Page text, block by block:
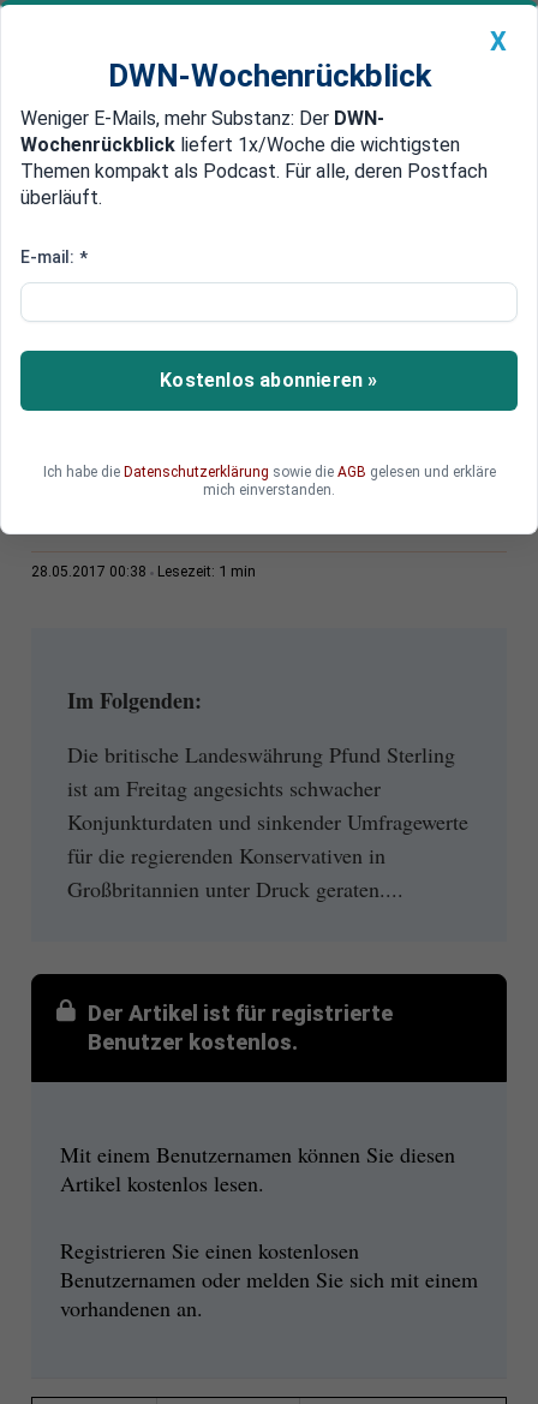
Newsticker MEIN DWN: Geldanlage Premium
Edelmetalle DWN-Magazin China
Britische Wirtschaft schwach
Turbulenzen am Devisenmarkt:
Yuan rauf, Pfund runter
Turbulenzen am Devisenmarkt: Der Yuan steigt,
28.05.2017 00:38 Lesezeit: 1 min
Im Folgenden:
Die britische Landeswährung Pfund Sterling
ist am Freitag angesichts schwacher
Konjunkturdaten und sinkender Umfragewerte
für die regierenden Konservativen in
Großbritannien unter Druck geraten....
Der Artikel ist für registrierte
Benutzer kostenlos.
Mit einem Benutzernamen können Sie diesen
Artikel kostenlos lesen.
Registrieren Sie einen kostenlosen
Benutzernamen oder melden Sie sich mit einem
vorhandenen an.
X
DWN-Wochenrückblick
Weniger E-Mails, mehr Substanz: Der DWN-
Wochenrückblick liefert 1x/Woche die wichtigsten
Themen kompakt als Podcast. Für alle, deren Postfach
überläuft.
E-mail: *
Kostenlos abonnieren »
Ich habe die Datenschutzerklärung sowie die AGB gelesen und erkläre
mich einverstanden.